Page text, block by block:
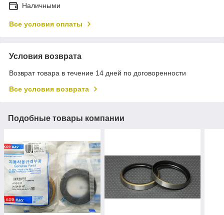
Наличными
Все условия оплаты
Условия возврата
Возврат товара в течение 14 дней по договоренности
Все условия возврата
Подобные товары компании